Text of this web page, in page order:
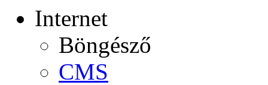
Internet
Böngésző
CMS